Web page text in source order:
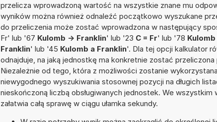
przelicza wprowadzoną wartość na wszystkie znane mu
wyników można również odnaleźć początkowo wyszukane
do przeliczenia może zostać wprowadzona w następujący
Fr' lub '67 Kulomb -> Franklin' lub '23 C = Fr' lub '78
Franklin' lub '45 Kulomb a Franklin'. Dla tej opcji kalkulator
odnajduje, na jaką jednostkę ma konkretnie zostać
Niezależnie od tego, która z możliwości zostanie
niewygodnego wyszukiwania stosownej pozycji na długich
nieskończoną liczbą obsługiwanych jednostek. We wszystkim
załatwia całą sprawę w ciągu ułamka sekundy.